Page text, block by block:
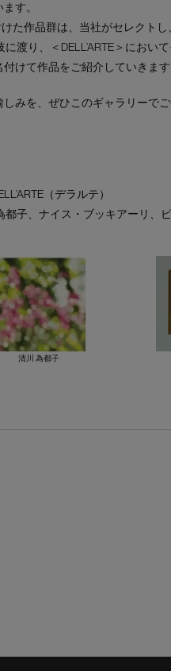
す。
けた作品群は、当社がセレクト
渡り、＜DELL’ARTE＞におい
けて作品をご紹介していきます
みを、ぜひこのギャラリーでご
（デラルテ）
都子、ナイス・ブッキアーリ
清川 為都子